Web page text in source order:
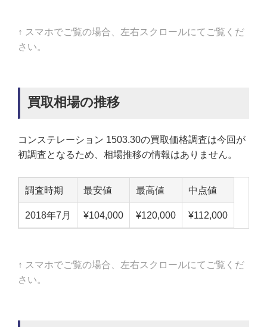
↑ スマホでご覧の場合、左右スクロールにてご覧くだ
さい。
買取相場の推移
コンステレーション 1503.30の買取価格調査は今回が
初調査となるため、相場推移の情報はありません。
調査時期 最安値 最高値 中点値
2018年7月 ¥104,000 ¥120,000 ¥112,000
↑ スマホでご覧の場合、左右スクロールにてご覧くだ
さい。